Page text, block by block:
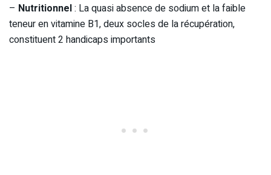
– Nutritionnel: La quasi absence de sodium et la faible
teneur en vitamine B1, deux socles de la récupération,
constituent 2 handicaps importants